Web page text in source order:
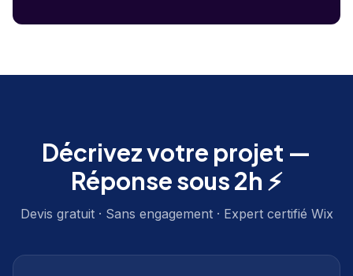
Décrivez votre projet —
Réponse sous 2h ⚡
Devis gratuit · Sans engagement · Expert certifié Wix